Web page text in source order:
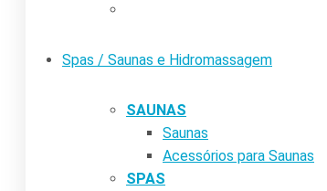
Spas / Saunas e Hidromassagem
SAUNAS
Saunas
Acessórios para Saunas
SPAS